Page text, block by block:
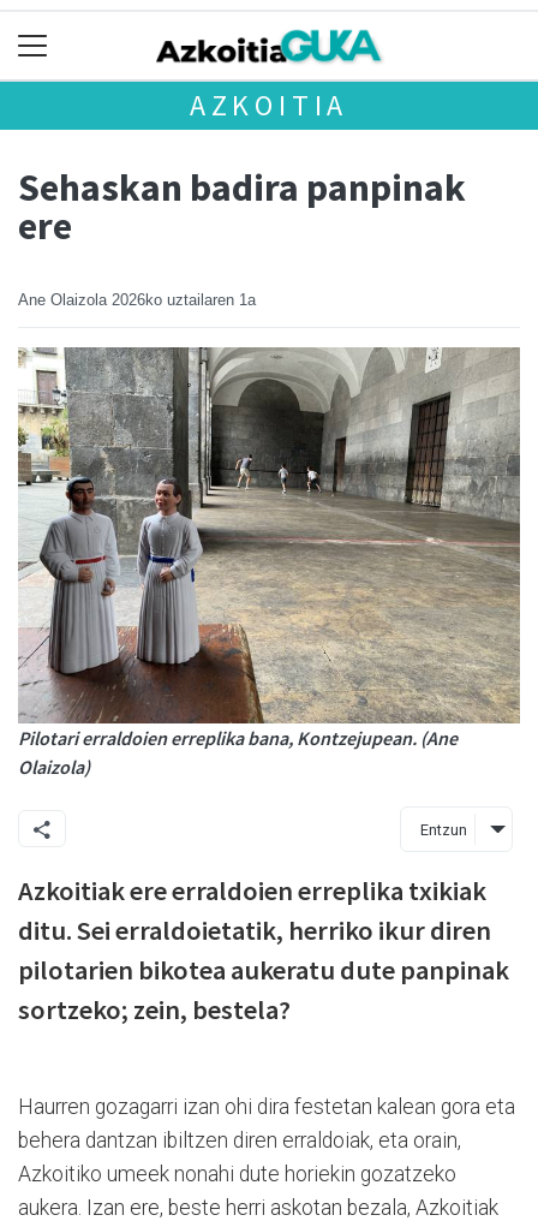
AZKOITIA
Sehaskan badira panpinak
ere
Ane Olaizola 2026ko uztailaren 1a
Pilotari erraldoien erreplika bana, Kontzejupean. (Ane
Olaizola)
Entzun
Azkoitiak ere erraldoien erreplika txikiak
ditu. Sei erraldoietatik, herriko ikur diren
pilotarien bikotea aukeratu dute panpinak
sortzeko; zein, bestela?
Haurren gozagarri izan ohi dira festetan kalean gora eta
behera dantzan ibiltzen diren erraldoiak, eta orain,
Azkoitiko umeek nonahi dute horiekin gozatzeko
aukera. Izan ere, beste herri askotan bezala, Azkoitiak